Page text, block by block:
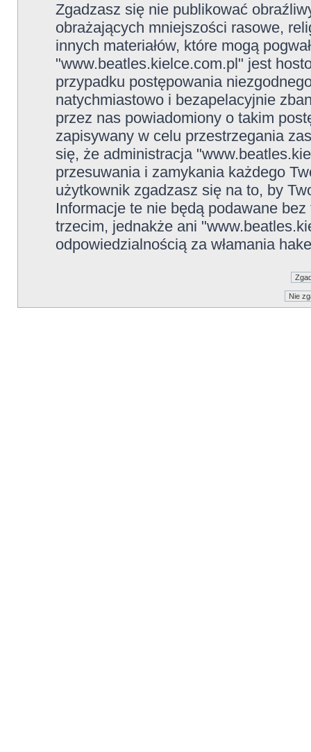
Zgadzasz się nie publikować
obrażających mniejszości rasowe,
innych materiałów, które mogą
"www.beatles.kielce.com.pl" jest
przypadku postępowania
natychmiastowo i bezapelacyjnie
przez nas powiadomiony o takim
zapisywany w celu przestrzegania
się, że administracja
przesuwania i zamykania każdego
użytkownik zgadzasz się na to, by
Informacje te nie będą podawane
trzecim, jednakże ani
odpowiedzialnością za włamania